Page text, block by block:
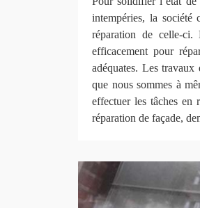
intempéries, la
réparation de celle-ci.
efficacement pour
adéquates. Les
que nous sommes à
effectuer les tâches en
réparation de façade,